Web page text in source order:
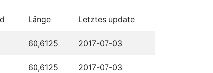
Länge Letztes update
60,6125 2017-07-03
60,6125 2017-07-03